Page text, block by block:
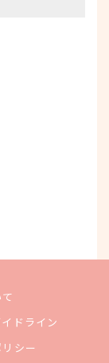
ドライン
シー